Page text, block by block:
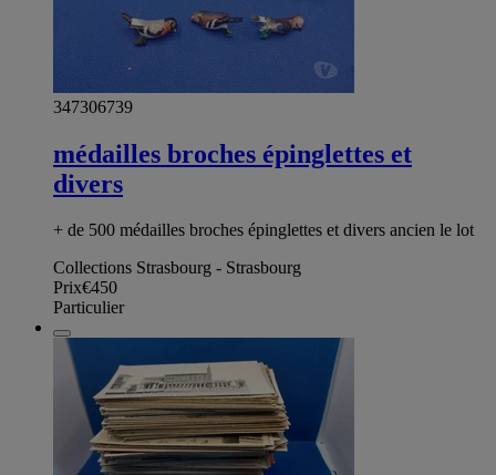
347306739
médailles broches épinglettes et
divers
+ de 500 médailles broches épinglettes et divers ancien le lot
Collections Strasbourg - Strasbourg
Prix€450
Particulier